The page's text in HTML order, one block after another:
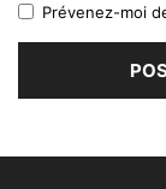
Prévenez-moi